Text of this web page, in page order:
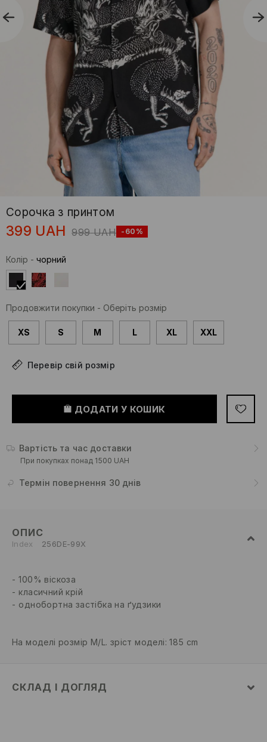
Сорочка з принтом
399 UAH 999 UAH -60%
Колір - чорний
Продовжити покупки - Оберіть розмір
XS S M L XL XXL
Перевір свій розмір
ДОДАТИ У КОШИК
Вартість та час доставки
При покупках понад 1500 UAH
Термін повернення 30 днів
ОПИС
Index 256DE-99X
100% віскоза
класичний крій
однобортна застібка на ґудзики
На моделі розмір M/L. зріст моделі: 185 cm
СКЛАД І ДОГЛЯД